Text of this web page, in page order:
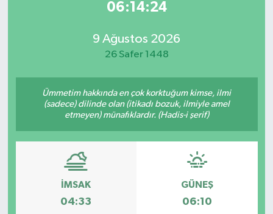
06:14:24
9 Ağustos 2026
26 Safer 1448
Ümmetim hakkında en çok korktuğum kimse, ilmi
(sadece) dilinde olan (itikadı bozuk, ilmiyle amel
etmeyen) münafıklardır. (Hadis-i şerif)
İMSAK
04:33
GÜNEŞ
06:10
Dünya
RESMİ İLANLAR